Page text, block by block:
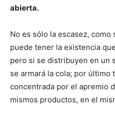
abierta.
No es sólo la escasez,
puede tener la existencia
pero si se distribuyen en un
se armará la cola; por último
concentrada por el apremio
mismos productos, en el